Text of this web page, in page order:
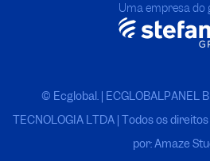
Uma empresa do
© Ecglobal. | ECGLOBALPANEL
TECNOLOGIA LTDA | Todos os
por: Amaze